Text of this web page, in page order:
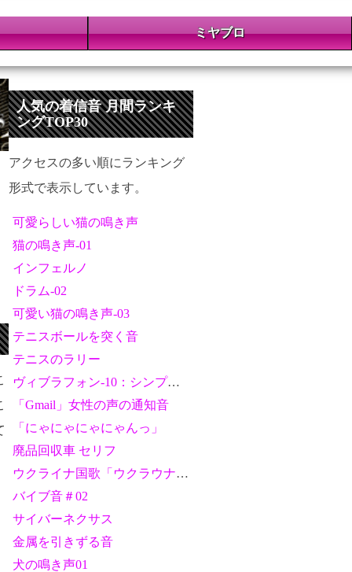
ミヤブロ
人気の着信音 月間ランキ
ングTOP30
アクセスの多い順にランキング
形式で表示しています。
可愛らしい猫の鳴き声
猫の鳴き声-01
インフェルノ
ドラム-02
可愛い猫の鳴き声-03
テニスボールを突く音
テニスのラリー
ヴィブラフォン-10：シンプルな鉄琴の音色
「Gmail」女性の声の通知音
「にゃにゃにゃにゃんっ」
廃品回収車 セリフ
ウクライナ国歌「ウクラウナは滅びず」オルゴールアレンジ
バイブ音＃02
サイバーネクサス
金属を引きずる音
犬の鳴き声01